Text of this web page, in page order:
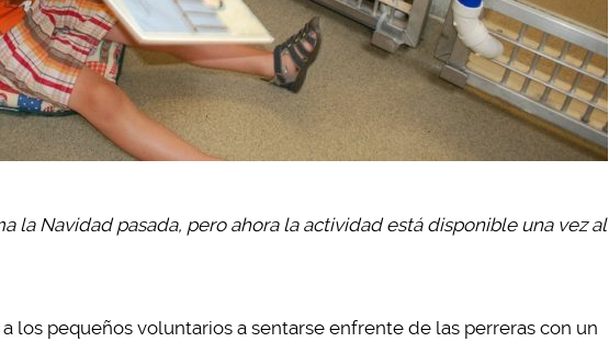
la Navidad pasada, pero ahora la actividad está disponible una vez al
los pequeños voluntarios a sentarse enfrente de las perreras con un